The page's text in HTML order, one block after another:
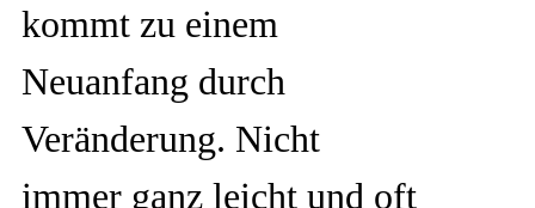
kommt zu einem
Neuanfang durch
Veränderung. Nicht
immer ganz leicht und oft